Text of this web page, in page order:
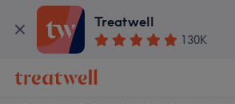
Treatwell
130K